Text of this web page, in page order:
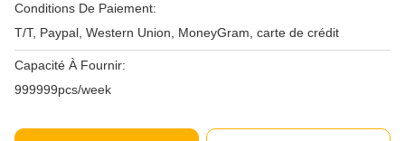
Conditions De Paiement:
T/T, Paypal, Western Union, MoneyGram, carte de crédit
Capacité À Fournir:
999999pcs/week